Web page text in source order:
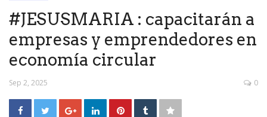
#JESUSMARIA : capacitarán a
empresas y emprendedores en
economía circular
Sep 2, 2025 0